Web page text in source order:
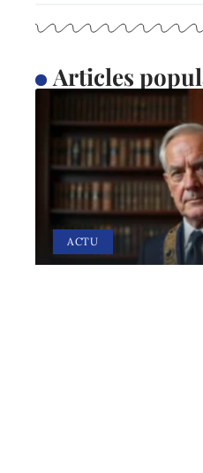
Articles
ACTU
Bijoux